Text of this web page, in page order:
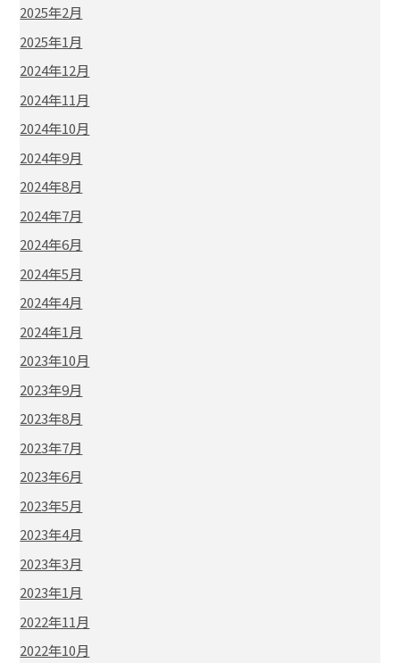
2025年2月
2025年1月
2024年12月
2024年11月
2024年10月
2024年9月
2024年8月
2024年7月
2024年6月
2024年5月
2024年4月
2024年1月
2023年10月
2023年9月
2023年8月
2023年7月
2023年6月
2023年5月
2023年4月
2023年3月
2023年1月
2022年11月
2022年10月